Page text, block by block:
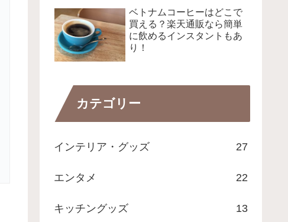
ベトナムコーヒーはどこで
買える？楽天通販なら簡単
に飲めるインスタントもあ
り！
カテゴリー
インテリア・グッズ 27
エンタメ 22
キッチングッズ 13